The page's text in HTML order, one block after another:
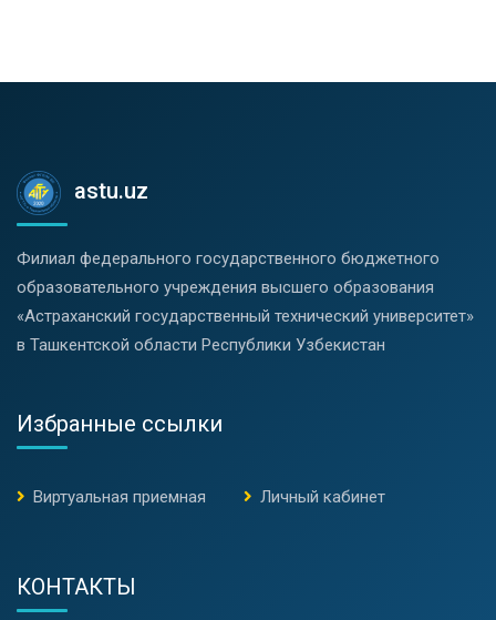
astu.uz
Филиал федерального государственного бюджетного
образовательного учреждения высшего образования
«Астраханский государственный технический университет»
в Ташкентской области Республики Узбекистан
Избранные ссылки
Виртуальная приемная Личный кабинет
КОНТАКТЫ